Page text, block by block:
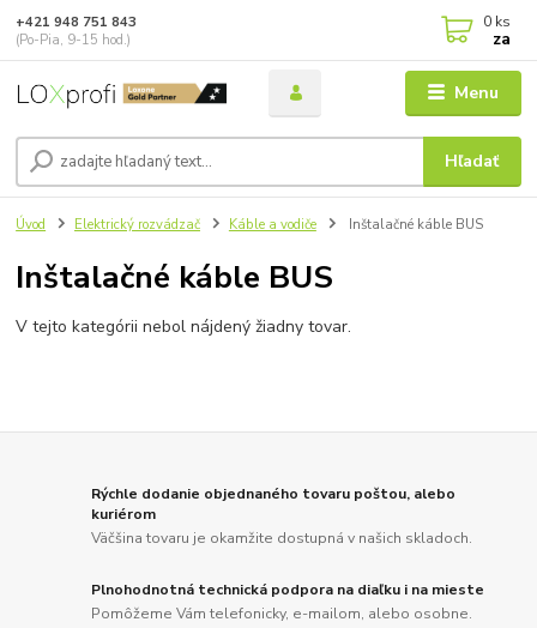
Menu
Hľadať
+421 948 751 843
(Po-Pia, 9-15 hod.)
0 ks
za
Úvod Elektrický rozvádzač Káble a vodiče Inštalačné káble BUS
Inštalačné káble BUS
V tejto kategórii nebol nájdený žiadny tovar.
Rýchle dodanie objednaného tovaru poštou, alebo
kuriérom
Väčšina tovaru je okamžite dostupná v našich skladoch.
Plnohodnotná technická podpora na diaľku i na mieste
Pomôžeme Vám telefonicky, e-mailom, alebo osobne.